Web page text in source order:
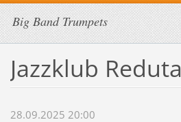
Big Band Trumpets
Jazzklub Reduta
28.09.2025 20:00